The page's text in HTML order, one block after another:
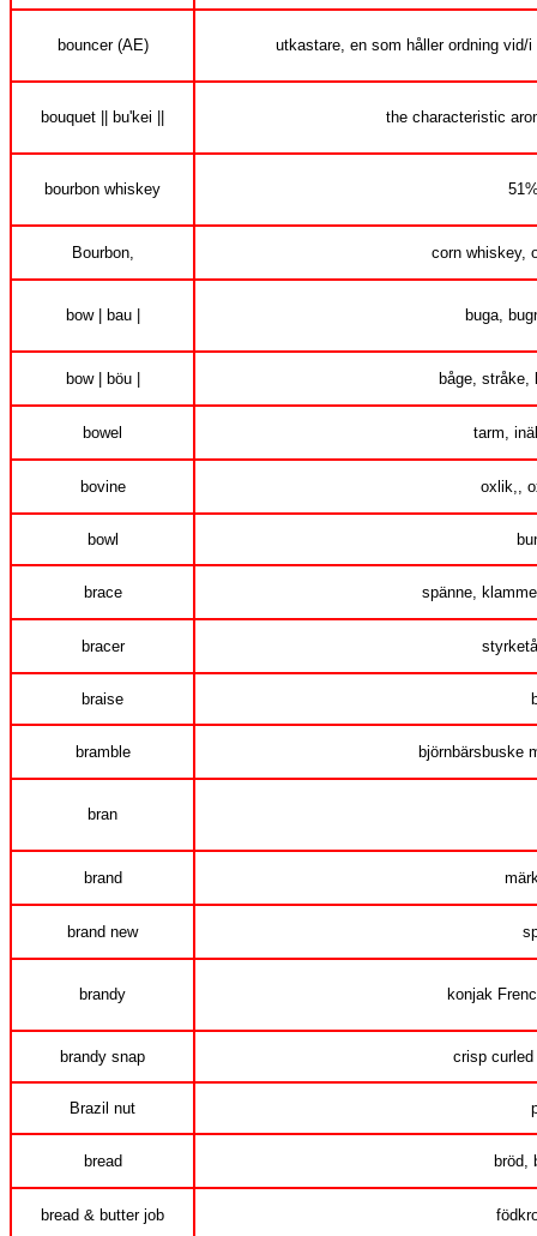
bouncer (AE) utkastare, en som håller ordning
bouquet || bu'kei || the characteristic
bourbon whiskey
Bourbon, corn whiskey,
bow | bau | buga,
bow | böu | båge, stråke,
bowel tarm,
bovine oxlik,,
bowl
brace spänne,
bracer
braise
bramble björnbärsbuske
bran
brand
brand new
brandy konjak
brandy snap crisp curled
Brazil nut
bread bröd,
bread & butter job